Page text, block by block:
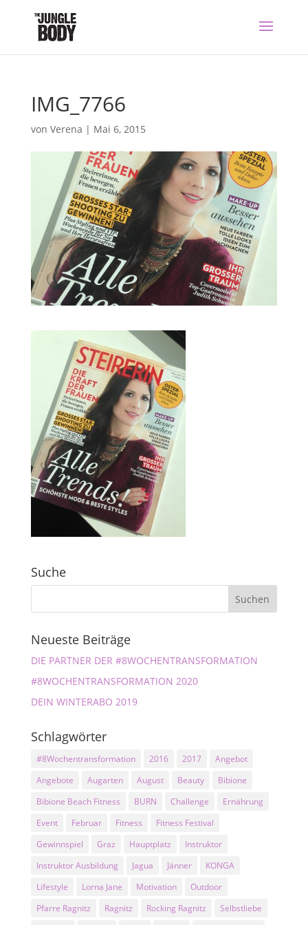
IMG_7766
von Verena | Mai 6, 2015
Suche
Neueste Beiträge
DIE PARTNER DER #8WOCHENTRANSFORMATION
#8WOCHENTRANSFORMATION 2020
DEIN WINTERABO 2019
Schlagwörter
#8Wochentransformation 2016 2017
Angebot
Angebote
Augarten August Beauty
Bibione
Bibione Beach Fitness
BURN Challenge
Ernährung
Event
Februar Fitness
Fitness Festival
Gewinnspiel
Graz Hauptplatz
Instruktor
Instruktor Ausbildung
Jagua Jänner
KONGA
Lifestyle
Lorna Jane Motivation
Outdoor
Pfarre Ragnitz
Ragnitz Rocking Ragnitz
Selbstliebe